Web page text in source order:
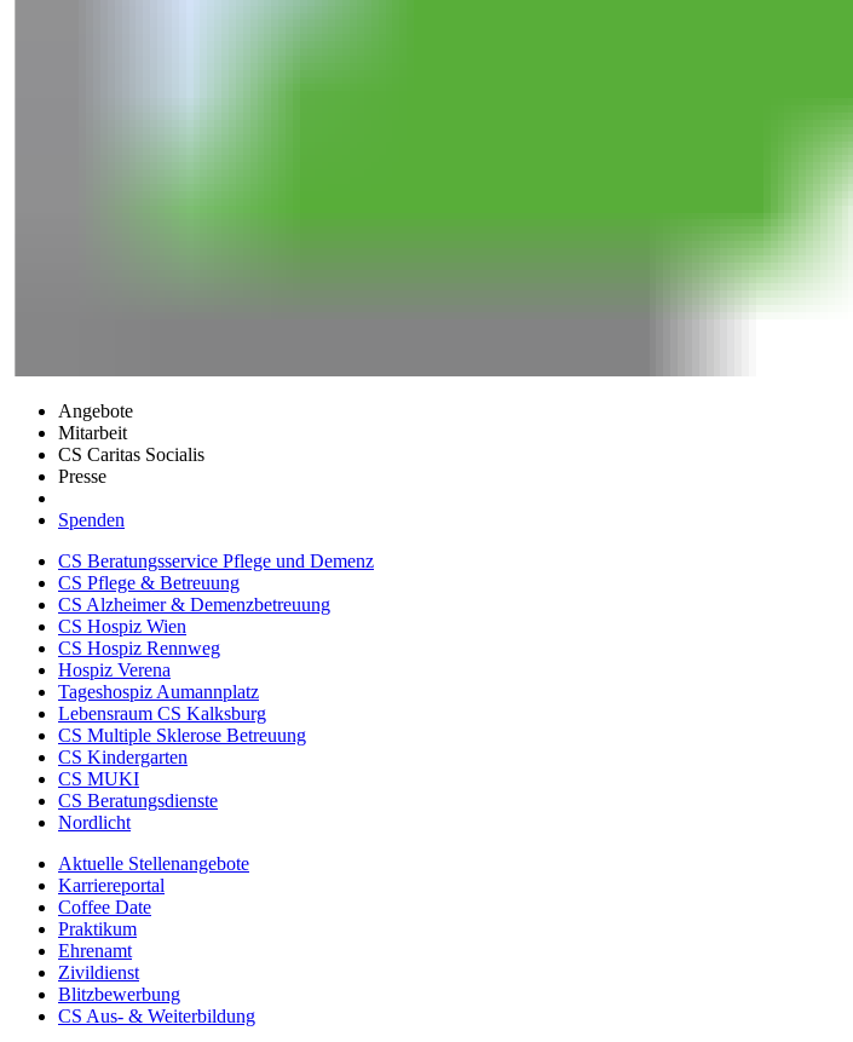
Angebote
Mitarbeit
CS Caritas Socialis
Presse
Spenden
CS Beratungsservice Pflege und Demenz
CS Pflege & Betreuung
CS Alzheimer & Demenzbetreuung
CS Hospiz Wien
CS Hospiz Rennweg
Hospiz Verena
Tageshospiz Aumannplatz
Lebensraum CS Kalksburg
CS Multiple Sklerose Betreuung
CS Kindergarten
CS MUKI
CS Beratungsdienste
Nordlicht
Aktuelle Stellenangebote
Karriereportal
Coffee Date
Praktikum
Ehrenamt
Zivildienst
Blitzbewerbung
CS Aus- & Weiterbildung